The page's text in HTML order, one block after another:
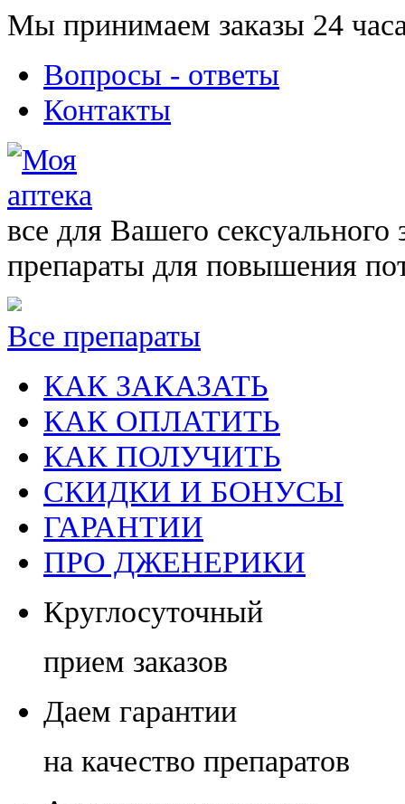
Мы принимаем заказы 24
Вопросы - ответы
Контакты
все для Вашего сексуального
препараты для повышения
Все препараты
КАК ЗАКАЗАТЬ
КАК ОПЛАТИТЬ
КАК ПОЛУЧИТЬ
СКИДКИ И БОНУСЫ
ГАРАНТИИ
ПРО ДЖЕНЕРИКИ
Круглосуточный
прием заказов
Даем гарантии
на качество препаратов